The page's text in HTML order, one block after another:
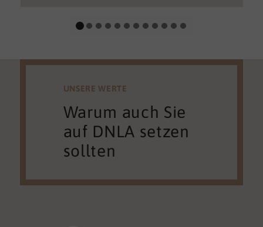
UNSERE WERTE
Warum auch Sie
auf DNLA setzen
sollten